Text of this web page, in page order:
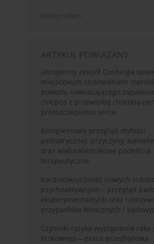
Wyślij mailem
ARTYKUŁ POWIĄZANY
Jatrogenny zespół Cushinga
miejscowym stosowaniem
powodu nawracającego
chłopca z przewlekłą chorobą
przeszczepieniu serca
Kompleksowy przegląd otyłości
pediatrycznej: przyczyny,
oraz wieloskładnikowe podejścia
terapeutyczne
Kardiotoksyczność nowych
psychoaktywnych – przegląd
eksperymentalnych oraz
przypadków klinicznych i
Czynniki ryzyka wystąpienia raka
krokowego – praca przeglądowa